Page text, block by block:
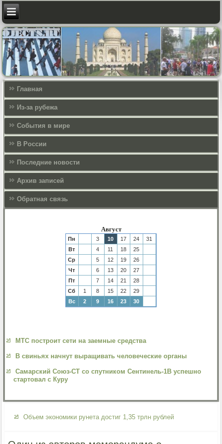
Главная
Из-за рубежа
События в мире
В России
Последние новости
Архив записей
Обратная связь
Август
Пн 3 10 17 24
31
Вт
4 11 18
25
Ср
5 12 19
26
Чт
6 13 20
27
Пт
7 14 21
28
Сб
1 8 15 22
29
Вс
2 9 16 23 30
МТС построит сети на заемные средства
В свиньях начнут выращивать человеческие органы
Самарский Союз-СТ со спутником Сентинель-1В успешно
стартовал с Куру
Объем экономики рунета достиг 1,35 трлн рублей